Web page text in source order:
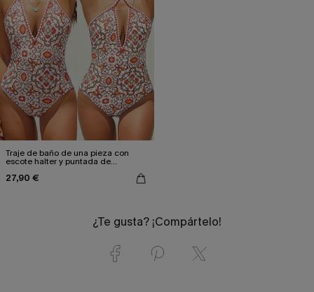
Traje de baño de una pieza con
escote halter y puntada de
27,90 €
¿Te gusta? ¡Compártelo!